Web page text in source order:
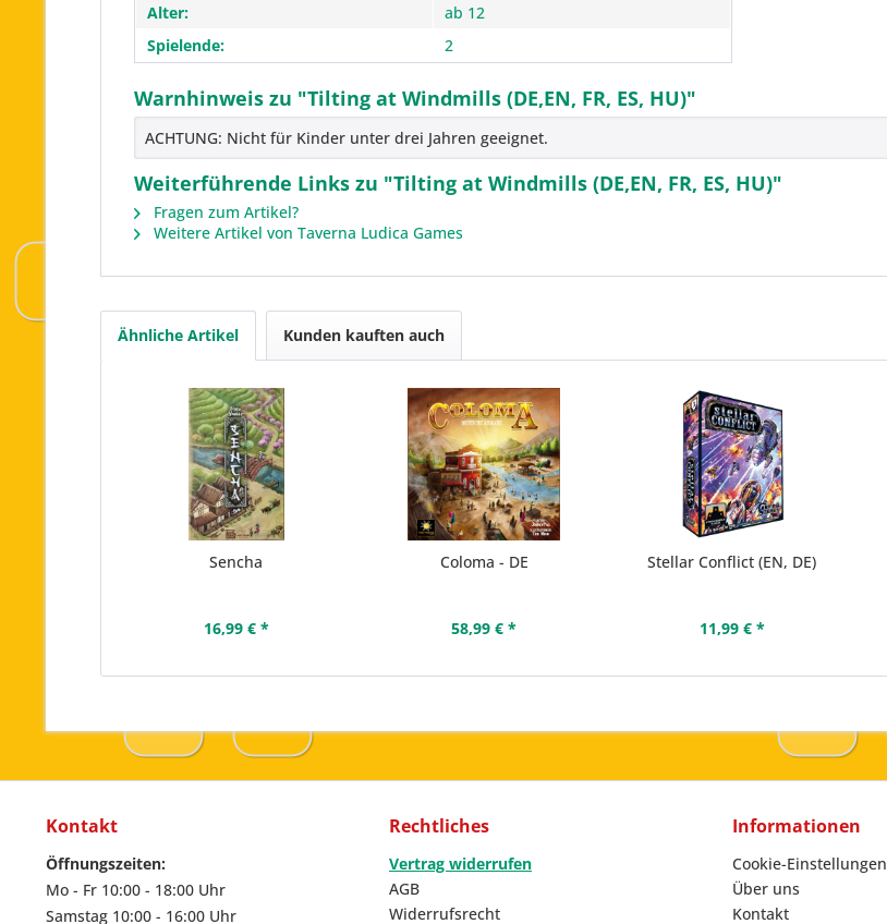
Alter:
ab 12
Spielende:
2
Warnhinweis zu "Tilting at Windmills (DE,EN, FR, ES, HU)"
ACHTUNG: Nicht für Kinder unter drei Jahren geeignet.
Weiterführende Links zu "Tilting at Windmills (DE,EN, FR, ES, HU)"
Fragen zum Artikel?
Weitere Artikel von Taverna Ludica Games
Ähnliche Artikel Kunden kauften auch
Sencha
16,99 € *
Coloma - DE
58,99 € *
Stellar Conflict (EN, DE)
11,99 € *
Kontakt
Öffnungszeiten:
Mo - Fr 10:00 - 18:00 Uhr
Samstag 10:00 - 16:00 Uhr
Rechtliches
Vertrag widerrufen
AGB
Widerrufsrecht
Informationen
Cookie-Einstellungen
Über uns
Kontakt